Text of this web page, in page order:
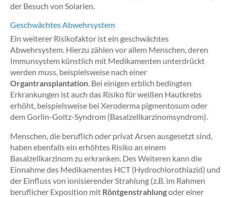
der Besuch von Solarien.
Geschwächtes Abwehrsystem
Ein weiterer Risikofaktor ist ein geschwächtes
Abwehrsystem. Hierzu zählen vor allem Menschen, deren
Immunsystem künstlich mit Medikamenten unterdrückt
werden muss, beispielsweise nach einer
Organtransplantation. Bei einigen erblich bedingten
Erkrankungen ist auch das Risiko für weißen Hautkrebs
erhöht, beispielsweise bei Xeroderma pigmentosum oder
dem Gorlin-Goltz-Syndrom (Basalzellkarzinomsyndrom).
Menschen, die beruflich oder privat Arsen ausgesetzt sind,
haben ebenfalls ein erhöhtes Risiko an einem
Basalzellkarzinom zu erkranken. Des Weiteren kann die
Einnahme des Medikamentes HCT (Hydrochlorothiazid) und
der Einfluss von ionisierender Strahlung (z.B. im Rahmen
beruflicher Exposition mit Röntgenstrahlungoder einer